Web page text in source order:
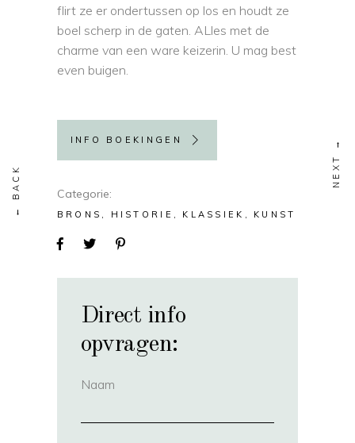
flirt ze er ondertussen op los en houdt ze
boel scherp in de gaten. ALles met de
charme van een ware keizerin. U mag best
even buigen.
INFO BOEKINGEN
Categorie
BRONS HISTORIE KLASSIEK KUNST
Direct info
opvragen:
Naam